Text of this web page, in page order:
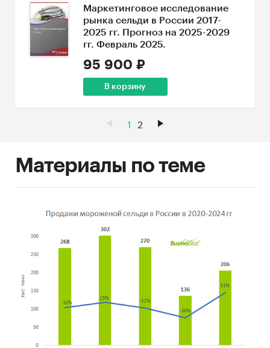
Маркетинговое исследование
рынка сельди в России 2017-
2025 гг. Прогноз на 2025-2029
гг. Февраль 2025.
95 900 ₽
В корзину
1 2
Материалы по теме